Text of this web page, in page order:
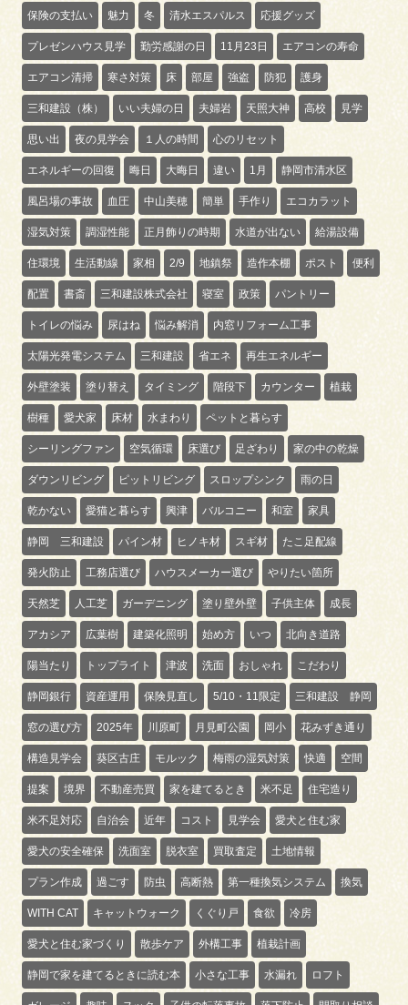
保険の支払い 魅力 冬 清水エスパルス 応援グッズ
プレゼンハウス見学 勤労感謝の日 11月23日 エアコンの寿命
エアコン清掃 寒さ対策 床 部屋 強盗 防犯 護身
三和建設（株） いい夫婦の日 夫婦岩 天照大神 高校 見学
思い出 夜の見学会 １人の時間 心のリセット
エネルギーの回復 晦日 大晦日 違い 1月 静岡市清水区
風呂場の事故 血圧 中山美穂 簡単 手作り エコカラット
湿気対策 調湿性能 正月飾りの時期 水道が出ない 給湯設備
住環境 生活動線 家相 2/9 地鎮祭 造作本棚 ポスト 便利
配置 書斎 三和建設株式会社 寝室 政策 パントリー
トイレの悩み 尿はね 悩み解消 内窓リフォーム工事
太陽光発電システム 三和建設 省エネ 再生エネルギー
外壁塗装 塗り替え タイミング 階段下 カウンター 植栽
樹種 愛犬家 床材 水まわり ペットと暮らす
シーリングファン 空気循環 床選び 足ざわり 家の中の乾燥
ダウンリビング ピットリビング スロップシンク 雨の日
乾かない 愛猫と暮らす 興津 バルコニー 和室 家具
静岡 三和建設 パイン材 ヒノキ材 スギ材 たこ足配線
発火防止 工務店選び ハウスメーカー選び やりたい箇所
天然芝 人工芝 ガーデニング 塗り壁外壁 子供主体 成長
アカシア 広葉樹 建築化照明 始め方 いつ 北向き道路
陽当たり トップライト 津波 洗面 おしゃれ こだわり
静岡銀行 資産運用 保険見直し 5/10・11限定 三和建設 静岡
窓の選び方 2025年 川原町 月見町公園 岡小 花みずき通り
構造見学会 葵区古庄 モルック 梅雨の湿気対策 快適 空間
提案 境界 不動産売買 家を建てるとき 米不足 住宅造り
米不足対応 自治会 近年 コスト 見学会 愛犬と住む家
愛犬の安全確保 洗面室 脱衣室 買取査定 土地情報
プラン作成 過ごす 防虫 高断熱 第一種換気システム 換気
WITH CAT キャットウォーク くぐり戸 食欲 冷房
愛犬と住む家づくり 散歩ケア 外構工事 植栽計画
静岡で家を建てるときに読む本 小さな工事 水漏れ ロフト